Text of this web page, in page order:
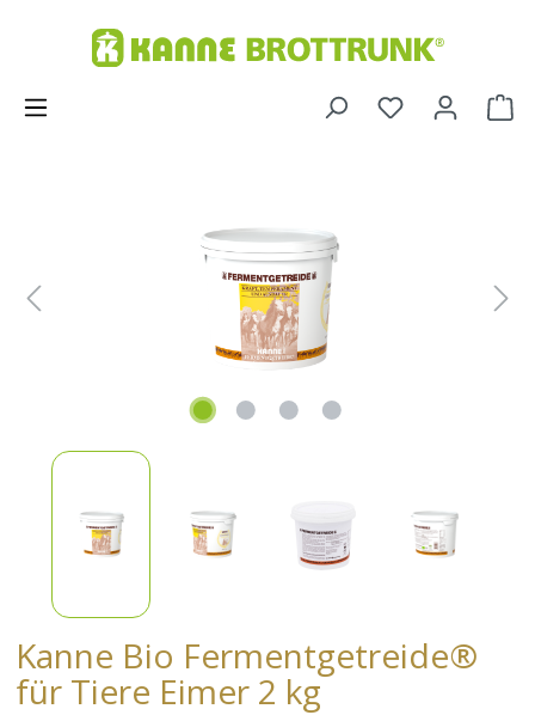
Kanne Bio Fermentgetreide®
für Tiere Eimer 2 kg